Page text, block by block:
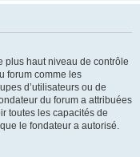
plus haut niveau de contrôle
forum comme les
d’utilisateurs ou de
du forum a attribuées
toutes les capacités de
le fondateur a autorisé.